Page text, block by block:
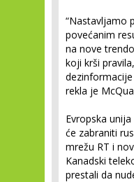
“Nastavljamo
povećanim
na nove
koji krši
rekla je
Evropska
će zabraniti
mrežu RT i
Kanadski
prestali da